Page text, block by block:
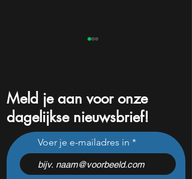
Dit Europese
defensiebedrijf stijgt hard
nadat het dit jaar 46%
daalde: mooie koopkans?
Meld je aan voor onze
dagelijkse nieuwsbrief!
Voer je e-mailadres in